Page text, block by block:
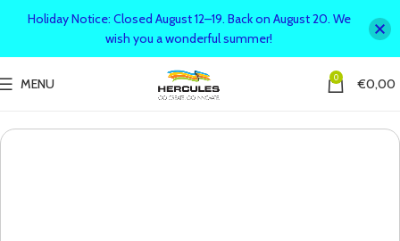
MENU 0 €0,00
Holiday Notice: Closed August 12–19. Back on August 20. We
wish you a wonderful summer!